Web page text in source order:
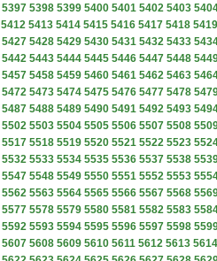
5397 5398 5399 5400 5401 5402 5403
5412 5413 5414 5415 5416 5417 5418 5419
5427 5428 5429 5430 5431 5432 5433
5442 5443 5444 5445 5446 5447 5448
5457 5458 5459 5460 5461 5462 5463
5472 5473 5474 5475 5476 5477 5478
5487 5488 5489 5490 5491 5492 5493
5502 5503 5504 5505 5506 5507 5508
5517 5518 5519 5520 5521 5522 5523
5532 5533 5534 5535 5536 5537 5538
5547 5548 5549 5550 5551 5552 5553
5562 5563 5564 5565 5566 5567 5568
5577 5578 5579 5580 5581 5582 5583
5592 5593 5594 5595 5596 5597 5598
5607 5608 5609 5610 5611 5612 5613 5614